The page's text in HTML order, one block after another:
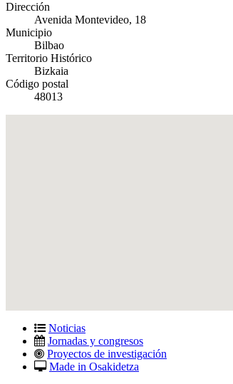
Dirección
Avenida Montevideo, 18
Municipio
Bilbao
Territorio Histórico
Bizkaia
Código postal
48013
Noticias
Jornadas y congresos
Proyectos de investigación
Made in Osakidetza